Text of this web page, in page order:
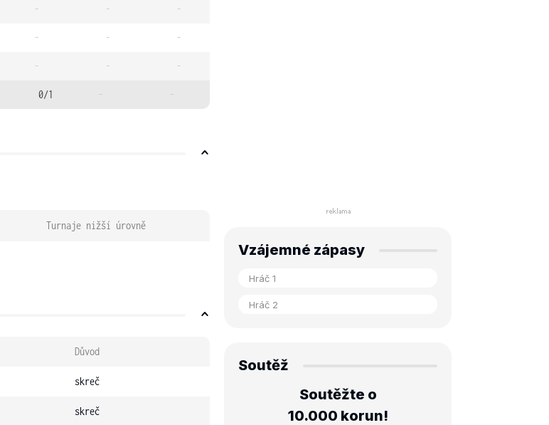
- - -
- - -
- - -
0/1 - -
Turnaje nižší úrovně
Důvod
skreč
skreč
Vzájemné zápasy
Soutěž
Soutěžte o
10.000 korun!